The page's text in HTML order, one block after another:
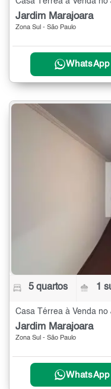
Jardim Marajoara
Zona Sul - São Paulo
WhatsApp
5 quartos 1
Jardim Marajoara
Zona Sul - São Paulo
WhatsApp